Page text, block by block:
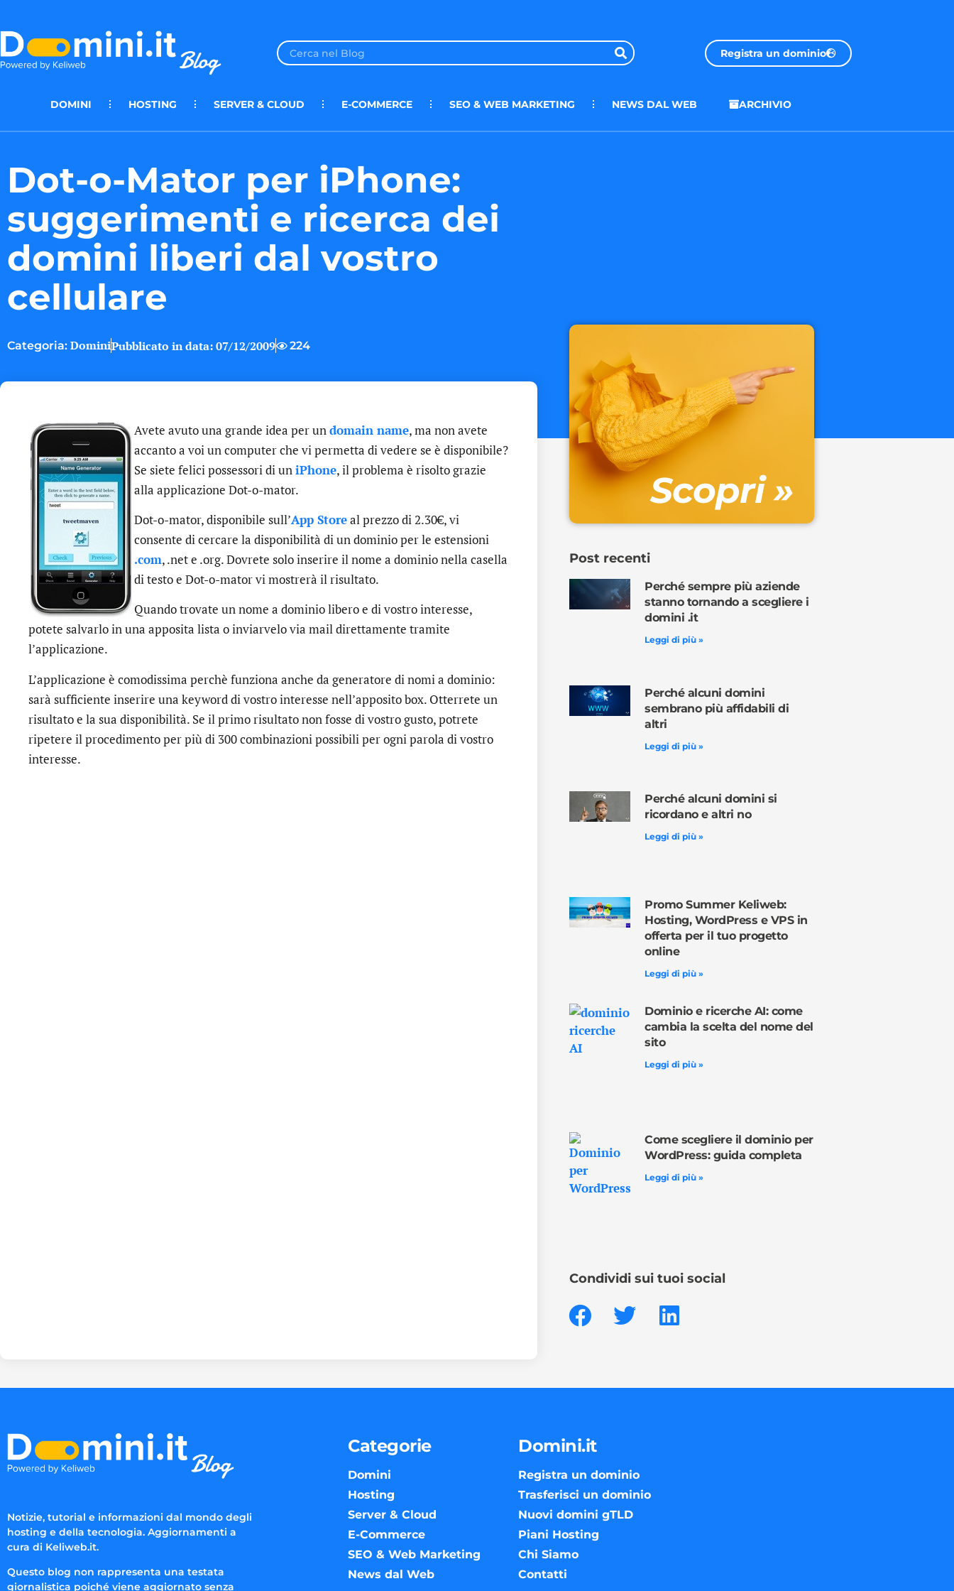
Registra un dominio
DOMINI HOSTING SERVER & CLOUD E-COMMERCE SEO & WEB MARKETING NEWS DAL WEB ARCHIVIO
Dot-o-Mator per iPhone:
suggerimenti e ricerca dei
domini liberi dal vostro
cellulare
Categoria: DominiPubblicato in data:07/12/2009 224
Avete avuto una grande idea per un domain name, ma non avete
accanto a voi un computer che vi permetta di vedere se è disponibile?
Se siete felici possessori di un iPhone, il problema è risolto grazie
alla applicazione Dot-o-mator.
Dot-o-mator, disponibile sull’App Storeal prezzo di 2.30€, vi
consente di cercare la disponibilità di un dominio per le estensioni
.com, .net e .org. Dovrete solo inserire il nome a dominio nella casella
di testo e Dot-o-mator vi mostrerà il risultato.
Quando trovate un nome a dominio libero e di vostro interesse,
potete salvarlo in una apposita lista o inviarvelo via mail direttamente tramite
l’applicazione.
L’applicazione è comodissima perchè funziona anche da generatore di nomi a dominio:
sarà sufficiente inserire una keyword di vostro interesse nell’apposito box. Otterrete un
risultato e la sua disponibilità. Se il primo risultato non fosse di vostro gusto, potrete
ripetere il procedimento per più di 300 combinazioni possibili per ogni parola di vostro
interesse.
Scopri »
Post recenti
Perché sempre più aziende
stanno tornando a scegliere i
domini .it
Leggi di più »
Perché alcuni domini
sembrano più affidabili di
altri
Leggi di più »
Perché alcuni domini si
ricordano e altri no
Leggi di più »
Promo Summer Keliweb:
Hosting, WordPress e VPS in
offerta per il tuo progetto
online
Leggi di più »
Dominio e ricerche AI: come
cambia la scelta del nome del
sito
Leggi di più »
Come scegliere il dominio per
WordPress: guida completa
Leggi di più »
Condividi sui tuoi social
Notizie, tutorial e informazioni dal mondo degli
hosting e della tecnologia. Aggiornamenti a
cura di Keliweb.it.
Questo blog non rappresenta una testata
giornalistica poiché viene aggiornato senza
Categorie
Domini
Hosting
Server & Cloud
E-Commerce
SEO & Web Marketing
News dal Web
Domini.it
Registra un dominio
Trasferisci un dominio
Nuovi domini gTLD
Piani Hosting
Chi Siamo
Contatti